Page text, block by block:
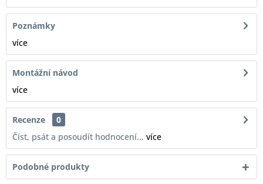
Poznámky
více
Montážní návod
více
Recenze
0
Číst, psát a posoudít hodnocení... více
Podobné produkty